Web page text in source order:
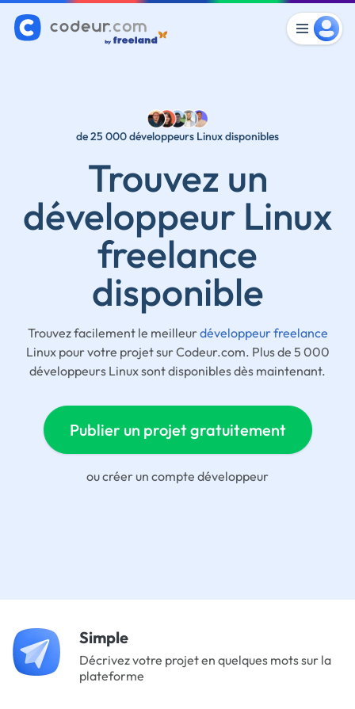
de 25 000 développeurs Linux disponibles
Trouvez un
développeur Linux
freelance
disponible
Trouvez facilement le meilleurdéveloppeur freelance
Linux pour votre projet sur Codeur.com. Plus de 5 000
développeurs Linux sont disponibles dès maintenant.
Publier un projet gratuitement
oucréer un compte développeur
Simple
Décrivez votre projet en quelques mots sur la
plateforme